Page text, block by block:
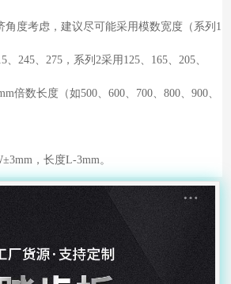
度考虑，建议尽可能采用模数宽度（系列1
、245、275，系列2采用125、165、205、
倍数长度（如500、600、700、800、900、
，长度L-3mm。